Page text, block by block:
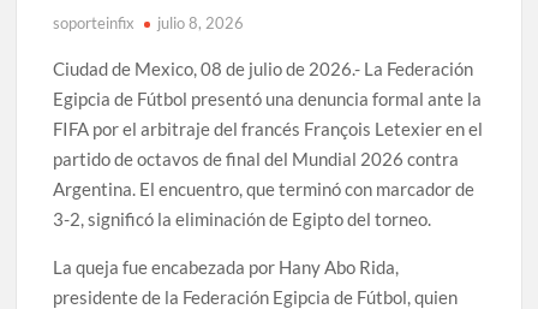
soporteinfix julio 8, 2026
Ciudad de Mexico, 08 de julio de 2026.- La Federación
Egipcia de Fútbol presentó una denuncia formal ante la
FIFA por el arbitraje del francés François Letexier en el
partido de octavos de final del Mundial 2026 contra
Argentina. El encuentro, que terminó con marcador de
3-2, significó la eliminación de Egipto del torneo.
La queja fue encabezada por Hany Abo Rida,
presidente de la Federación Egipcia de Fútbol, quien